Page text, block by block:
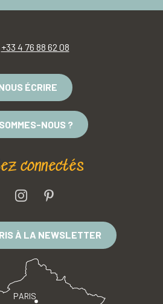
+33 4 76 88 62 08
ÉCRIRE
NOUS ?
connectés
À LA NEWSLETTER
PARIS